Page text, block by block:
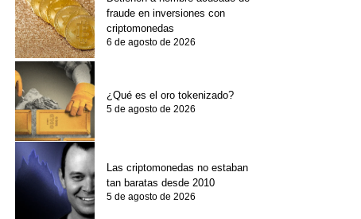
fraude en inversiones con
criptomonedas
6 de agosto de 2026
¿Qué es el oro tokenizado?
5 de agosto de 2026
Las criptomonedas no estaban
tan baratas desde 2010
5 de agosto de 2026